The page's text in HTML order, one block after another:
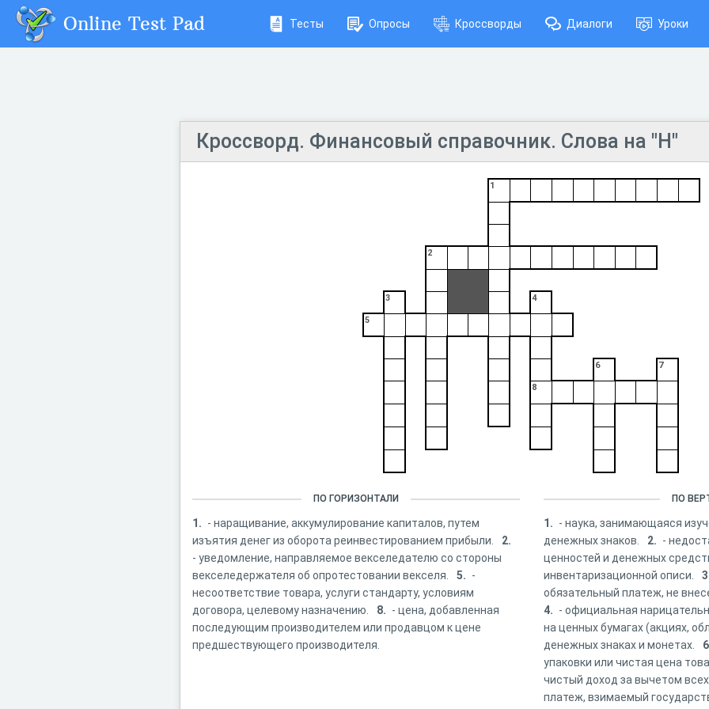
Online Test Pad Тесты Опросы Кроссворды Диалоги Уроки
Кроссворд. Финансовый справочник. Слова на "Н"
1
2
3 4
5
6 7
8
ПО ГОРИЗОНТАЛИ
1. - наращивание, аккумулирование капиталов, путем
изъятия денег из оборота реинвестированием прибыли.
2.
- уведомление, направляемое векселедателю со стороны
векселедержателя об опротестовании векселя.
5. -
несоответствие товара, услуги стандарту, условиям
договора, целевому назначению.
8. - цена, добавленная
последующим производителем или продавцом к цене
предшествующего производителя.
ПО
1. - наука, занимающаяся
денежных знаков.
2. -
ценностей и денежных
инвентаризационной описи.
обязательный платеж, не
4. - официальная
на ценных бумагах (акциях,
денежных знаках и монетах.
упаковки или чистая цена
чистый доход за вычетом
платеж, взимаемый